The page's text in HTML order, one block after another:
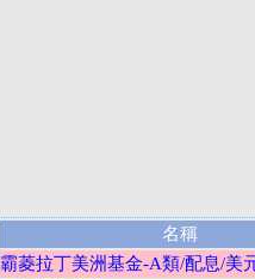
名稱
霸菱拉丁美洲基金-A類/配息/美